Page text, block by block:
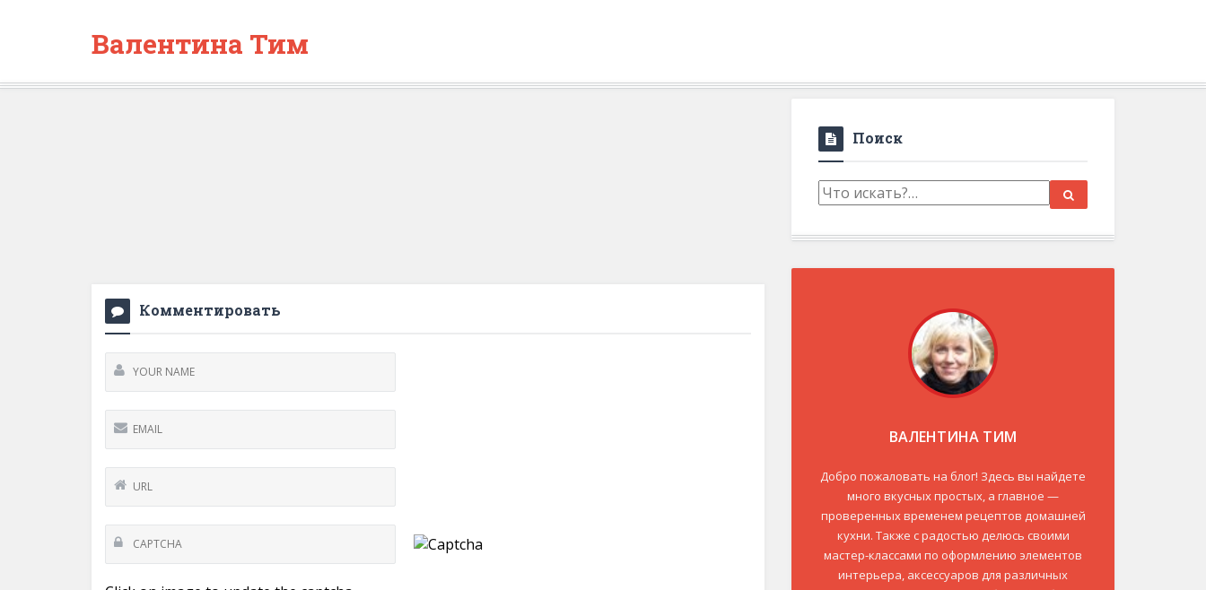
Валентина Тим
Комментировать
Поиск
ВАЛЕНТИНА ТИМ
Добро пожаловать на блог! Здесь вы найдете
много вкусных простых, а главное —
проверенных временем рецептов домашней
кухни. Также с радостью делюсь своими
мастер-классами по оформлению элементов
интерьера, аксессуаров для различных